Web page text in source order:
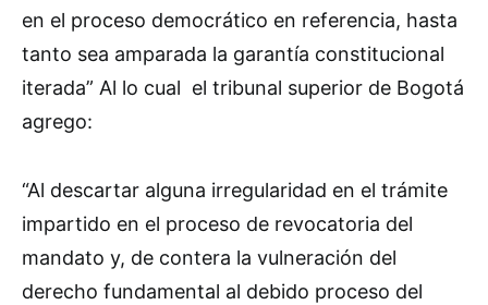
en el proceso democrático en referencia, hasta
tanto sea amparada la garantía constitucional
iterada” Al lo cual el tribunal superior de Bogotá
agrego:
“Al descartar alguna irregularidad en el trámite
impartido en el proceso de revocatoria del
mandato y, de contera la vulneración del
derecho fundamental al debido proceso del